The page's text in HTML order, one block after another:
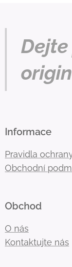
Informace
Pravidla
Obchodní
Obchod
O nás
Kontaktujte nás